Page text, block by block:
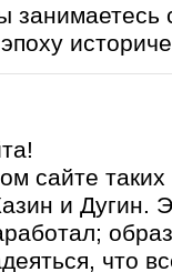
сайте
и Дугин.
что